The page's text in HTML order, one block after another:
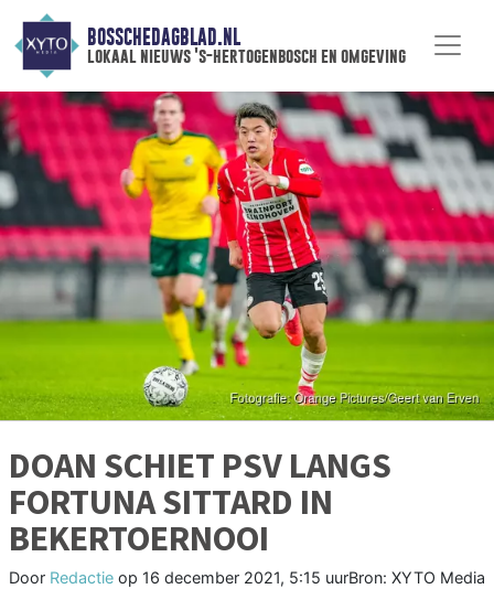
BOSSCHEDAGBLAD.NL
lokaal nieuws 's-hertogenbosch en omgeving
DOAN SCHIET PSV LANGS
FORTUNA SITTARD IN
BEKERTOERNOOI
Door Redactie op 16 december 2021, 5:15 uurBron: XYTO Media